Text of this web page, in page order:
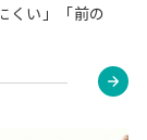
くい」「前の